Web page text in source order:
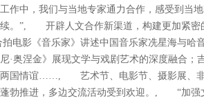
作中，我们与当地专家通力合作，感受到当
。”, 开辟人文合作新渠道，构建更加紧密
影《音乐家》讲述中国音乐家冼星海与哈
·奥涅金》展现文学与戏剧艺术的深度融合；
两国情谊……, 艺术节、电影节、摄影展、
勃推进，多边交流活动受到欢迎。, “加强